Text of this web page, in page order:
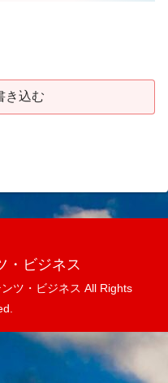
き込む
・ビジネス
ツ・ビジネス All Rights